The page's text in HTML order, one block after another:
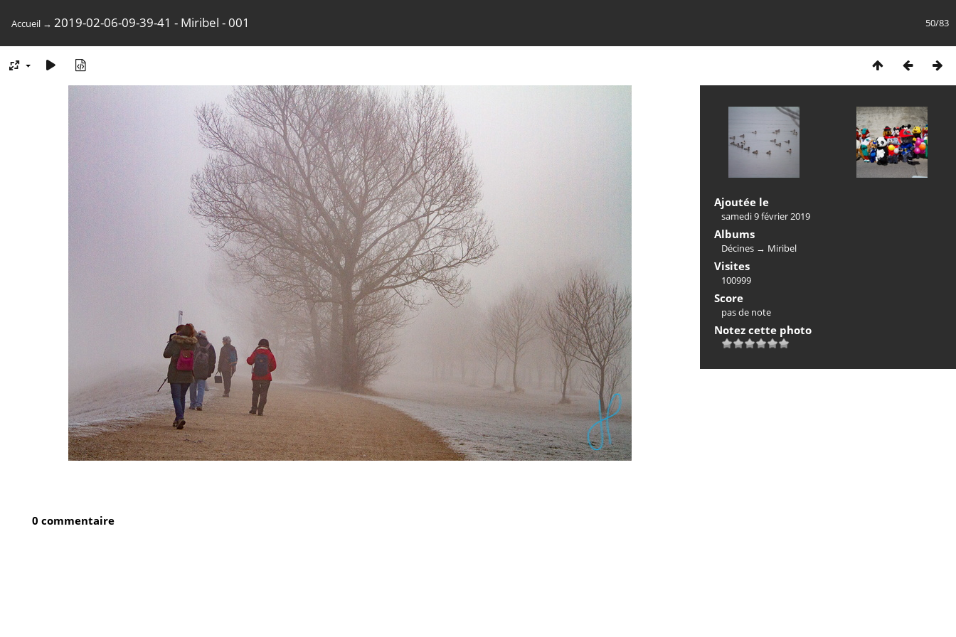
50/83
Accueil → 2019-02-06-09-39-41 - Miribel - 001
Ajoutée le
samedi 9 février 2019
Albums
Décines → Miribel
Visites
100999
Score
pas de note
Notez cette photo
0 commentaire